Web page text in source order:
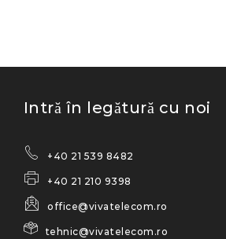
Intră în legătură cu noi
+40 21 539 8482
+40 21 210 9398
office@vivatelecom.ro
tehnic@vivatelecom.ro